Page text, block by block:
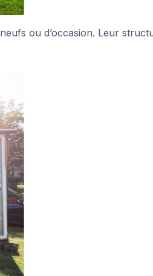
neufs ou d’occasion. Leur